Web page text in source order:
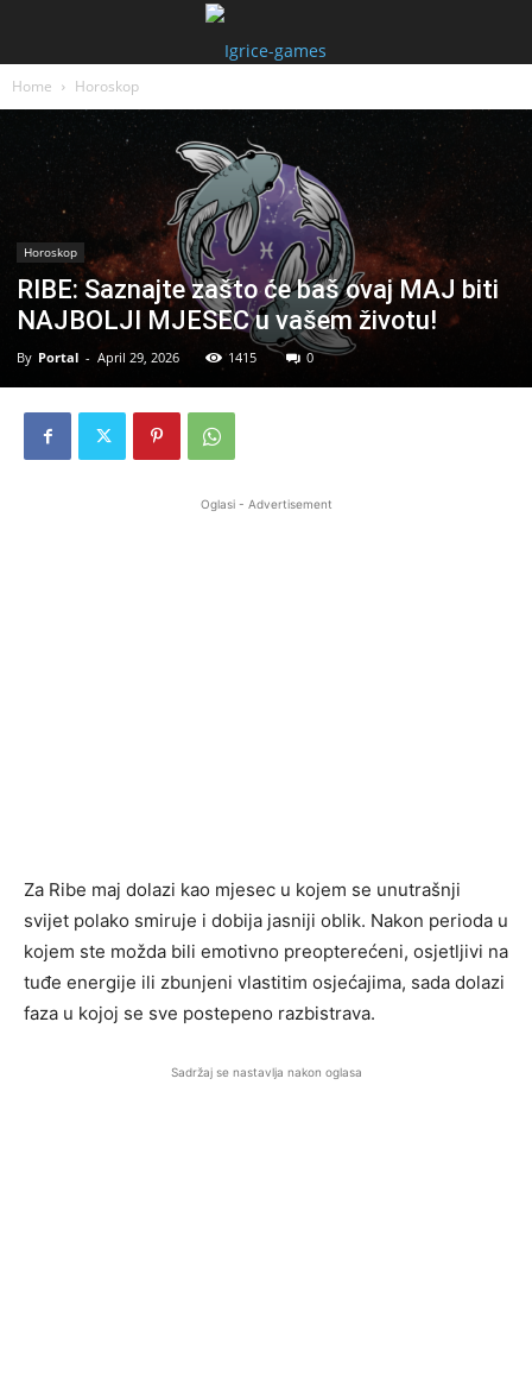
Home Horoskop
Horoskop
RIBE: Saznajte zašto će baš ovaj MAJ biti
NAJBOLJI MJESEC u vašem životu!
By Portal - April 29, 2026 1415 0
Oglasi - Advertisement
Za Ribe maj dolazi kao mjesec u kojem se unutrašnji
svijet polako smiruje i dobija jasniji oblik. Nakon perioda u
kojem ste možda bili emotivno preopterećeni, osjetljivi na
tuđe energije ili zbunjeni vlastitim osjećajima, sada dolazi
faza u kojoj se sve postepeno razbistrava.
Sadržaj se nastavlja nakon oglasa